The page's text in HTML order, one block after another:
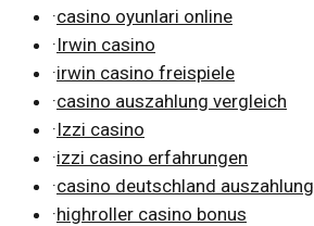
·casino oyunlari online
·Irwin casino
·irwin casino freispiele
·casino auszahlung vergleich
·Izzi casino
·izzi casino erfahrungen
·casino deutschland auszahlung
·highroller casino bonus